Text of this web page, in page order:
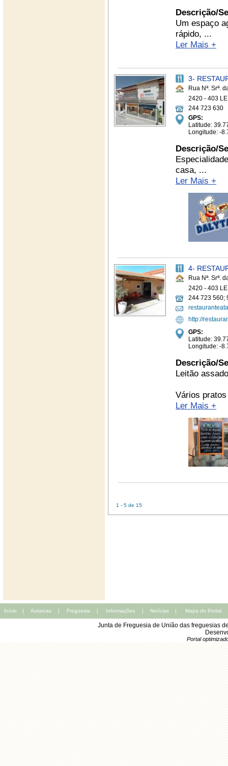
Descrição/
Um espaço
rápido, ...
Ler Mais +
3-
Rua Nª. Srª.
2420 - 403
244 723 630
GPS:
Latitude:
Longitude: -
Descrição/
casa, ...
Ler Mais +
4-
Rua Nª. Srª.
2420 - 403
244 723 560;
http://
GPS:
Latitude:
Longitude: -
Descrição/
Leitão
Vários
Ler Mais +
1 - 5 de 15
Início | Autarcas | Freguesia | Informações | Notícias | Mapa do Portal
Junta de Freguesia de União das freguesias
Portal